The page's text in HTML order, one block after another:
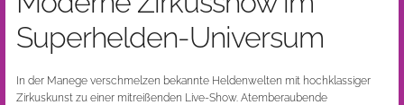
Superhelden-Universum
In der Manege verschmelzen bekannte Heldenwelten mit hochklassiger
Zirkuskunst zu einer mitreißenden Live-Show. Atemberaubende